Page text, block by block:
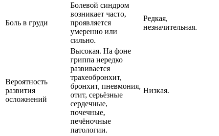
Боль в груди
Болевой синдром
возникает часто,
проявляется
умеренно или
сильно.
Редкая,
незначительная.
Вероятность
развития
осложнений
Высокая. На фоне
гриппа нередко
развивается
трахеобронхит,
бронхит, пневмония,
отит, серьёзные
сердечные,
почечные,
печёночные
патологии.
Низкая.